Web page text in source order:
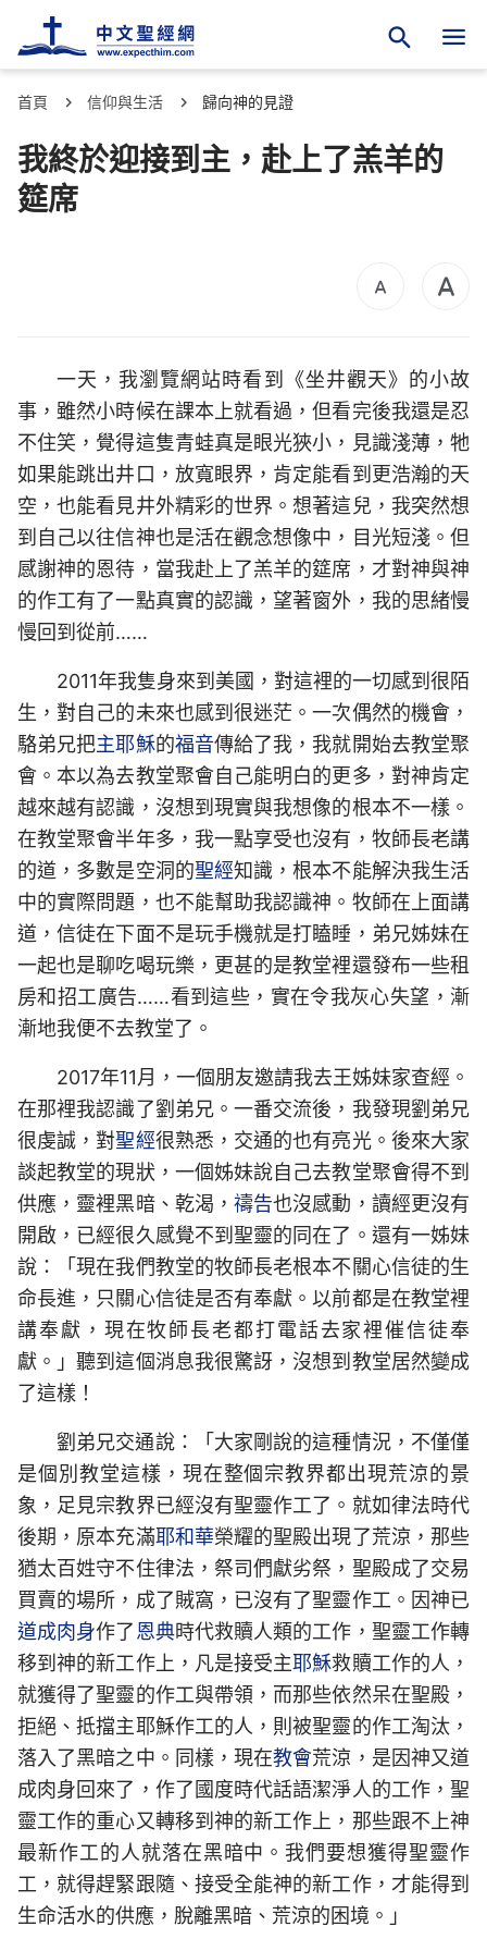
首頁 信仰與生活 歸向神的見證
我終於迎接到主，赴上了羔羊的
筵席
一天，我瀏覽網站時看到《坐井觀天》的小故
事，雖然小時候在課本上就看過，但看完後我還是忍
不住笑，覺得這隻青蛙真是眼光狹小，見識淺薄，牠
如果能跳出井口，放寬眼界，肯定能看到更浩瀚的天
空，也能看見井外精彩的世界。想著這兒，我突然想
到自己以往信神也是活在觀念想像中，目光短淺。但
感謝神的恩待，當我赴上了羔羊的筵席，才對神與神
的作工有了一點真實的認識，望著窗外，我的思緒慢
慢回到從前……
2011年我隻身來到美國，對這裡的一切感到很陌
生，對自己的未來也感到很迷茫。一次偶然的機會，
駱弟兄把主耶穌的福音傳給了我，我就開始去教堂聚
會。本以為去教堂聚會自己能明白的更多，對神肯定
越來越有認識，沒想到現實與我想像的根本不一樣。
在教堂聚會半年多，我一點享受也沒有，牧師長老講
的道，多數是空洞的聖經知識，根本不能解決我生活
中的實際問題，也不能幫助我認識神。牧師在上面講
道，信徒在下面不是玩手機就是打瞌睡，弟兄姊妹在
一起也是聊吃喝玩樂，更甚的是教堂裡還發布一些租
房和招工廣告……看到這些，實在令我灰心失望，漸
漸地我便不去教堂了。
2017年11月，一個朋友邀請我去王姊妹家查經。
在那裡我認識了劉弟兄。一番交流後，我發現劉弟兄
很虔誠，對聖經很熟悉，交通的也有亮光。後來大家
談起教堂的現狀，一個姊妹說自己去教堂聚會得不到
供應，靈裡黑暗、乾渴， 禱告也沒感動，讀經更沒有
開啟，已經很久感覺不到聖靈的同在了。還有一姊妹
說：「現在我們教堂的牧師長老根本不關心信徒的生
命長進，只關心信徒是否有奉獻。以前都是在教堂裡
講奉獻，現在牧師長老都打電話去家裡催信徒奉
獻。」聽到這個消息我很驚訝，沒想到教堂居然變成
了這樣！
劉弟兄交通說：「大家剛說的這種情況，不僅僅
是個別教堂這樣，現在整個宗教界都出現荒涼的景
象，足見宗教界已經沒有聖靈作工了。就如律法時代
後期，原本充滿耶和華榮耀的聖殿出現了荒涼，那些
猶太百姓守不住律法，祭司們獻劣祭，聖殿成了交易
買賣的場所，成了賊窩，已沒有了聖靈作工。因神已
道成肉身作了恩典時代救贖人類的工作，聖靈工作轉
移到神的新工作上，凡是接受主耶穌救贖工作的人，
就獲得了聖靈的作工與帶領，而那些依然呆在聖殿，
拒絕、抵擋主耶穌作工的人，則被聖靈的作工淘汰，
落入了黑暗之中。同樣，現在教會荒涼，是因神又道
成肉身回來了，作了國度時代話語潔淨人的工作，聖
靈工作的重心又轉移到神的新工作上，那些跟不上神
最新作工的人就落在黑暗中。我們要想獲得聖靈作
工，就得趕緊跟隨、接受全能神的新工作，才能得到
生命活水的供應，脫離黑暗、荒涼的困境。」